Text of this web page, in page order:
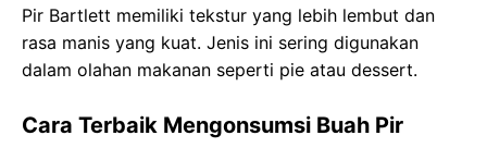
Pir Bartlett memiliki tekstur yang lebih lembut dan
rasa manis yang kuat. Jenis ini sering digunakan
dalam olahan makanan seperti pie atau dessert.
Cara Terbaik Mengonsumsi Buah Pir